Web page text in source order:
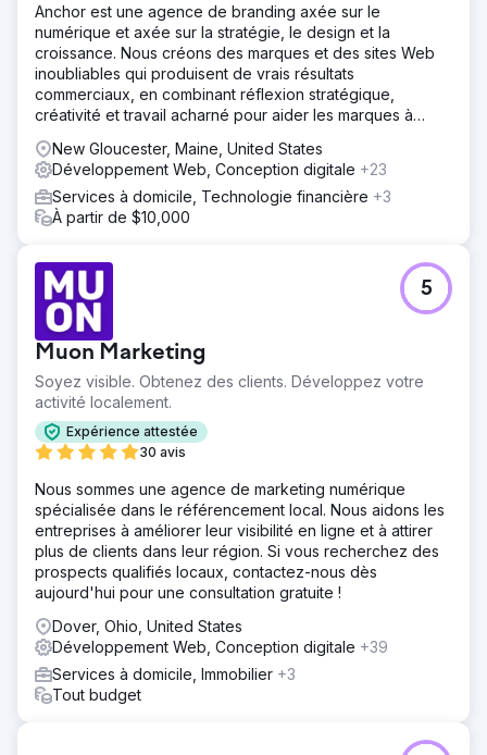
Solution
Nous avons remplacé le site web amateur par un site
professionnel optimisé pour le référencement local et les
conversions. Les pages de services ont été structurées
autour de mots-clés locaux à fort potentiel, avec une
géolocalisation claire. Le profil Google My Business a été
mis à jour et chaque page offre un accès direct aux
coordonnées, permettant aux visiteurs de nous contacter
facilement ou de demander un devis.
Résultat
provenant directement de son site et de sa présence sur
Google. Pour une entreprise qui n'avait jamais généré de
prospects numériques auparavant, cela a marqué un
tournant décisif, prouvant qu'une structure de site web
adaptée et un référencement local efficace peuvent
générer un flux de prospects organiques, même sur un
marché des services concurrentiel.
Vers la page de l'agence
Anchor est une agence de branding axée sur le
numérique et axée sur la stratégie, le design et la
croissance. Nous créons des marques et des sites Web
inoubliables qui produisent de vrais résultats
commerciaux, en combinant réflexion stratégique,
créativité et travail acharné pour aider les marques à
New Gloucester, Maine, United States
Développement Web, Conception digitale +23
Services à domicile, Technologie financière +3
À partir de $10,000
Muon Marketing
Soyez visible. Obtenez des clients. Développez votre
activité localement.
Expérience attestée
30 avis
5
Nous sommes une agence de marketing numérique
spécialisée dans le référencement local. Nous aidons les
entreprises à améliorer leur visibilité en ligne et à attirer
plus de clients dans leur région. Si vous recherchez des
prospects qualifiés locaux, contactez-nous dès
aujourd'hui pour une consultation gratuite !
Dover, Ohio, United States
Développement Web, Conception digitale +39
Services à domicile, Immobilier +3
Tout budget